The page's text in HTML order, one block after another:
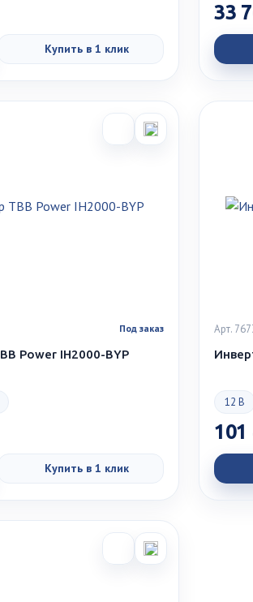
Купить в 1 клик
33
Под заказ
Power IH2000-BYP
Купить в 1 клик
Арт.
12 В
101